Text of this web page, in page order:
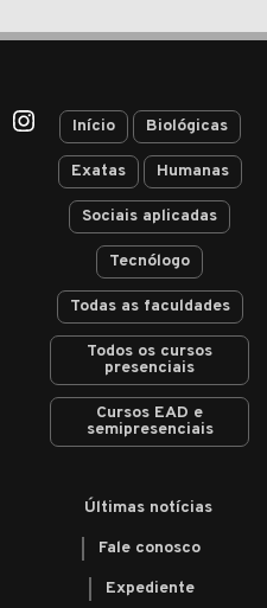
Início Biológicas
Exatas Humanas
Sociais aplicadas
Tecnólogo
Todas as faculdades
Todos os cursos
presenciais
Cursos EAD e
semipresenciais
Últimas notícias
Fale conosco
Expediente